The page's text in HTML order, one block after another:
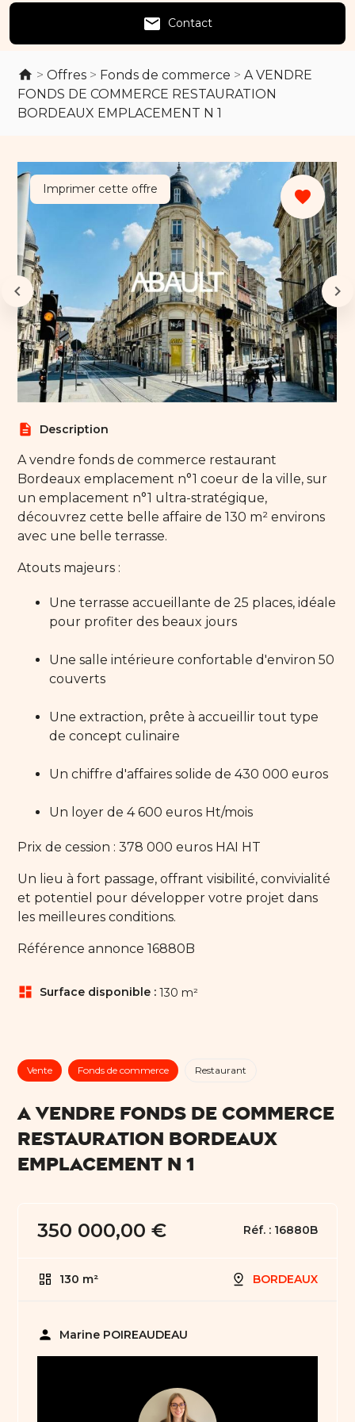
email Contact
>Offres > Fonds de commerce >A VENDRE
FONDS DE COMMERCE RESTAURATION
BORDEAUX EMPLACEMENT N 1
favorite
Imprimer cette offre
description Description
A vendre fonds de commerce restaurant
Bordeaux emplacement n°1 coeur de la ville, sur
un emplacement n°1 ultra-stratégique,
découvrez cette belle affaire de 130 m² environs
avec une belle terrasse.
Atouts majeurs :
Une terrasse accueillante de 25 places, idéale
pour profiter des beaux jours
Une salle intérieure confortable d'environ 50
couverts
Une extraction, prête à accueillir tout type
de concept culinaire
Un chiffre d'affaires solide de 430 000 euros
Un loyer de 4 600 euros Ht/mois
Prix de cession : 378 000 euros HAI HT
Un lieu à fort passage, offrant visibilité, convivialité
et potentiel pour développer votre projet dans
les meilleures conditions.
Référence annonce 16880B
dashboard Surface disponible : 130 m²
Vente Fonds de commerce Restaurant
A VENDRE FONDS DE COMMERCE
RESTAURATION BORDEAUX
EMPLACEMENT N 1
350 000,00 € Réf. : 16880B
130 m² BORDEAUX
person Marine POIREAUDEAU